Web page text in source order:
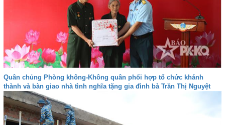
Quân chủng Phòng không-Không quân phối hợp tổ chức khánh
thành và bàn giao nhà tình nghĩa tặng gia đình bà Trần Thị Nguyệt